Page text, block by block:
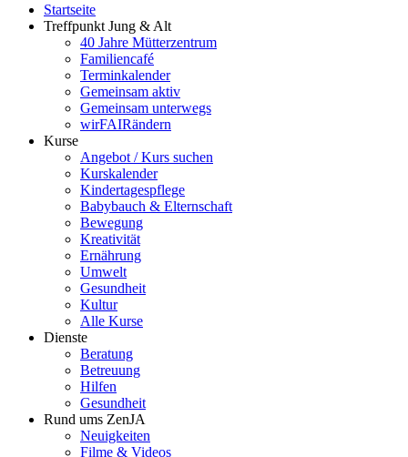
Startseite
Treffpunkt Jung & Alt
40 Jahre Mütterzentrum
Familiencafé
Terminkalender
Gemeinsam aktiv
Gemeinsam unterwegs
wirFAIRändern
Kurse
Angebot / Kurs suchen
Kurskalender
Kindertagespflege
Babybauch & Elternschaft
Bewegung
Kreativität
Ernährung
Umwelt
Gesundheit
Kultur
Alle Kurse
Dienste
Beratung
Betreuung
Hilfen
Gesundheit
Rund ums ZenJA
Neuigkeiten
Filme & Videos